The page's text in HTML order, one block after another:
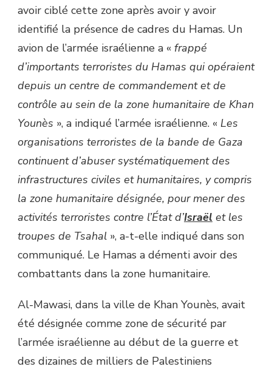
avoir ciblé cette zone après avoir y avoir
identifié la présence de cadres du Hamas. Un
avion de l’armée israélienne a « frappé
d’importants terroristes du Hamas qui opéraient
depuis un centre de commandement et de
contrôle au sein de la zone humanitaire de Khan
Younès », a indiqué l’armée israélienne. « Les
organisations terroristes de la bande de Gaza
continuent d’abuser systématiquement des
infrastructures civiles et humanitaires, y compris
la zone humanitaire désignée, pour mener des
activités terroristes contre l’État d’Israël et les
troupes de Tsahal », a-t-elle indiqué dans son
communiqué. Le Hamas a démenti avoir des
combattants dans la zone humanitaire.
Al-Mawasi, dans la ville de Khan Younès, avait
été désignée comme zone de sécurité par
l’armée israélienne au début de la guerre et
des dizaines de milliers de Palestiniens